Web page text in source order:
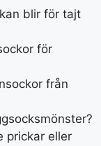
blir för tajt
för
från
prickar eller